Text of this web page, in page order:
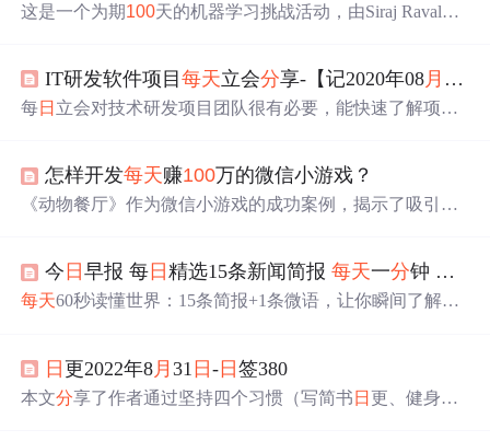
这是一个为期100天的机器学习挑战活动，由Siraj Raval发
年8月5日开始，逐天记录学习进程，包括数据预处理、线
性回归、逻辑回归、KNN、SVM和朴素贝叶斯等主题。
IT研发软件项目每天立会分享-【记2020年08 月 06
每 日 立会对技术研发项目团队很有必要，能快速了解项目
发等工作的进度，还列出了目前待上线的版本及计划时
间。
怎样开发每天赚100万的微信小游戏？
《动物餐厅》作为微信小游戏的成功案例，揭示了吸引用
业奇迹。游戏设计注重用户体验，利用任务引导、排行榜
和资源控制等手段，使玩家持续回流，形成稳定收入。
今 日早报 每 日精选15条新闻简报每天一分钟 知晓天下事 8
每天60秒读懂世界：15条简报+1条微语，让你瞬间了解世
日 更2022年8 月31 日-日签380
本文分享了作者通过坚持四个习惯（写简书 日更、健身、